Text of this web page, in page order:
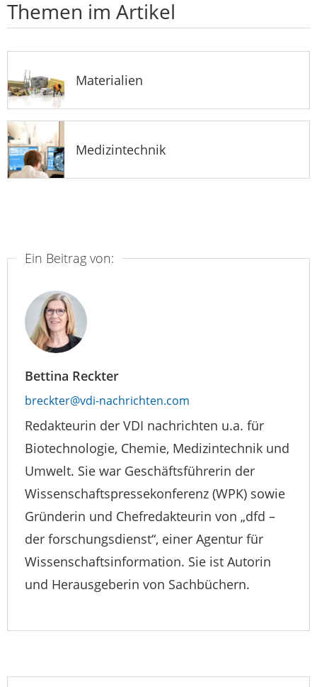
Themen im Artikel
Materialien
Medizintechnik
Ein Beitrag von:
Bettina Reckter
breckter@vdi-nachrichten.com
Redakteurin der VDI nachrichten u.a. für
Biotechnologie, Chemie, Medizintechnik und
Umwelt. Sie war Geschäftsführerin der
Wissenschaftspressekonferenz (WPK) sowie
Gründerin und Chefredakteurin von „dfd –
der forschungsdienst“, einer Agentur für
Wissenschaftsinformation. Sie ist Autorin
und Herausgeberin von Sachbüchern.